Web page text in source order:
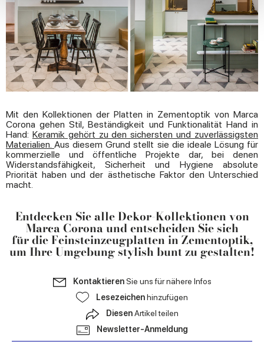
provide social media features and to analyse our traffic.
We also share information about your use of our site with
our social media, advertising and analytics partners who
may combine it with other information that you’ve
provided to them or that they’ve collected from your use
of their services.
Mit den Kollektionen der Platten in Zementoptik von Marca
Corona gehen Stil, Beständigkeit und Funktionalität Hand in
Hand: Keramik gehört zu den sichersten und zuverlässigsten
Materialien.Aus diesem Grund stellt sie die ideale Lösung für
kommerzielle und öffentliche Projekte dar, bei denen
Widerstandsfähigkeit, Sicherheit und Hygiene absolute
Priorität haben und der ästhetische Faktor den Unterschied
macht.
Entdecken Sie alle Dekor-Kollektionen von
Marca Corona und entscheiden Sie sich
für die Feinsteinzeugplatten in Zementoptik,
um Ihre Umgebung stylish bunt zu gestalten!
KontaktierenSie uns für nähere Infos
Lesezeichenhinzufügen
DiesenArtikel teilen
Newsletter-Anmeldung